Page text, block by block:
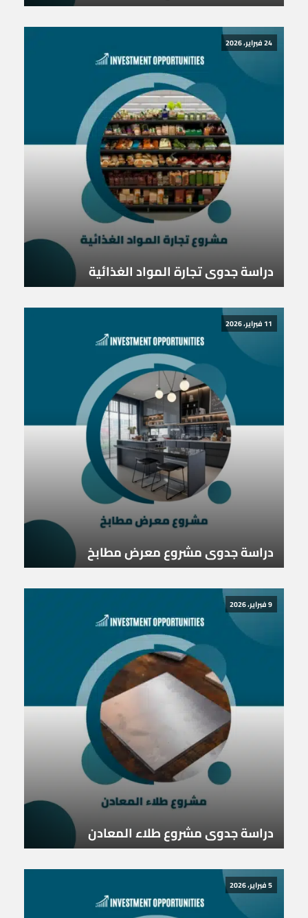
24 فبراير، 2026
دراسة جدوى تجارة المواد الغذائية
11 فبراير، 2026
دراسة جدوى مشروع معرض مطابخ
9 فبراير، 2026
دراسة جدوى مشروع طلاء المعادن
5 فبراير، 2026